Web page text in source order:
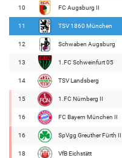
10 FC Augsburg II
11 TSV 1860 München
12 Schwaben Augsburg
13 1.FC Schweinfurt 05
14 TSV Landsberg
15 1.FC Nürnberg II
16 FC Bayern München II
16 SpVgg Greuther Fürth II
18 VfB Eichstätt